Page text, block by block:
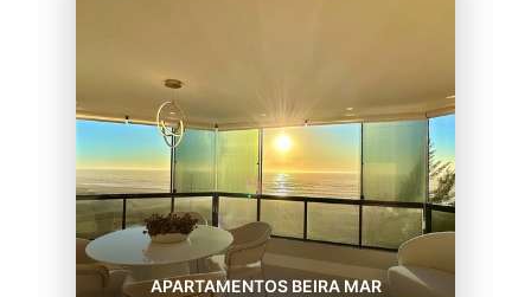
APARTAMENTOS BEIRA MAR